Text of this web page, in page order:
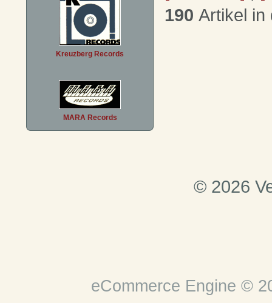
Kreuzberg Records
MARA Records
190 Artikel in
© 2026
eCommerce Engine ©